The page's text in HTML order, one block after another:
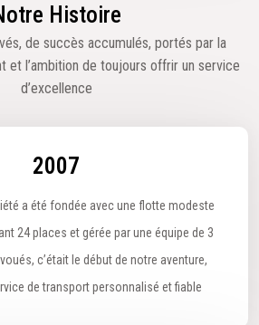
Histoire
de succès accumulés, portés par la
et l’ambition de toujours offrir un service
d’excellence
2007
a été fondée avec une flotte modeste
24 places et gérée par une équipe de 3
c’était le début de notre aventure,
de transport personnalisé et fiable